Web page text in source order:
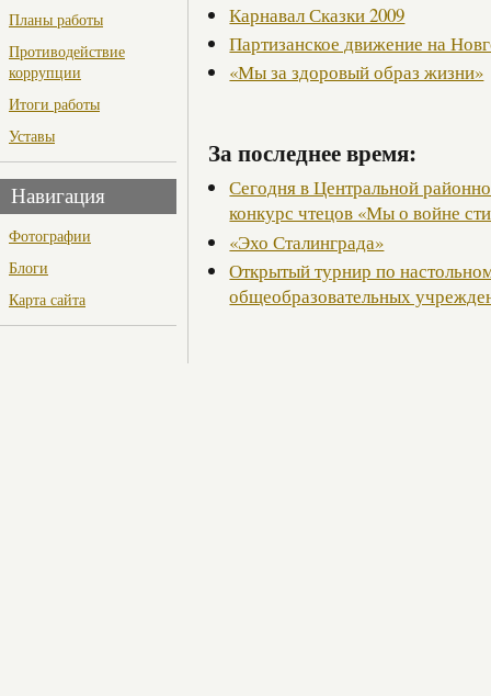
Планы работы
Противодействие
коррупции
Итоги работы
Уставы
Навигация
Фотографии
Блоги
Карта сайта
Карнавал Сказки 2009
Партизанское движение на
«Мы за здоровый образ жизни»
За последнее время:
Сегодня в Центральной
конкурс чтецов «Мы о войне
«Эхо Сталинграда»
Открытый турнир по
общеобразовательных